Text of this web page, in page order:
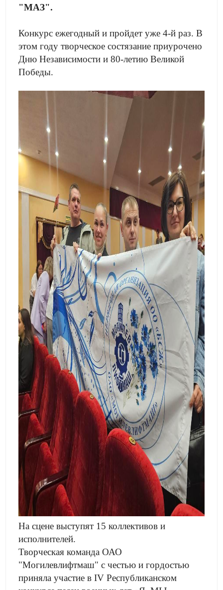
"МАЗ".
Конкурс ежегодный и пройдет уже 4-й раз. В
этом году творческое состязание приурочено
Дню Независимости и 80-летию Великой
Победы.
На сцене выступят 15 коллективов и
исполнителей.
Творческая команда ОАО
"Могилевлифтмаш" с честью и гордостью
приняла участие в IV Республиканском